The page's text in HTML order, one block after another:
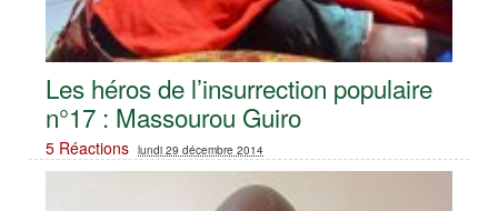
Les héros de l’insurrection populaire
n°17 : Massourou Guiro
5 Réactions lundi 29 décembre 2014